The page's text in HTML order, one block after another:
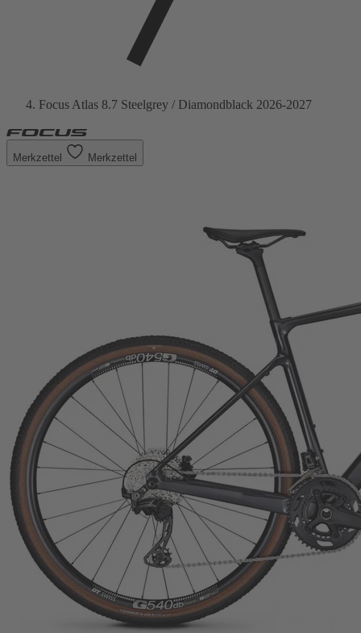
Focus Atlas 8.7 Steelgrey / Diamondblack 2026-2027
Merkzettel Merkzettel